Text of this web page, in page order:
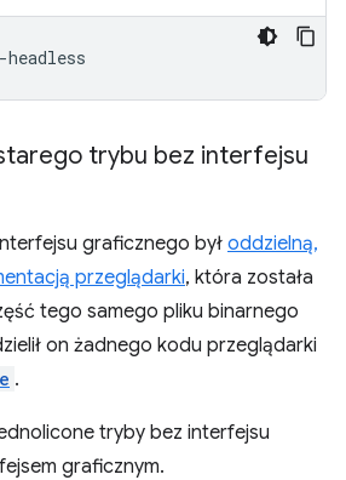
trybu bez interfejsu
graficznego był oddzielną,
przeglądarki, która została
tego samego pliku binarnego
on żadnego kodu przeglądarki
.
tryby bez interfejsu
graficznym.